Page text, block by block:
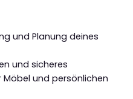
und Planung deines
und sicheres
und persönlichen